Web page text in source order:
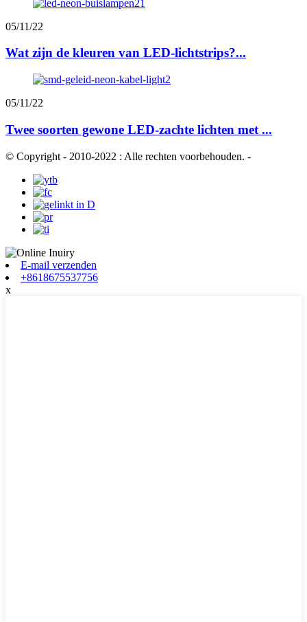
05/11/22
Wat zijn de kleuren van LED-lichtstrips?...
05/11/22
Twee soorten gewone LED-zachte lichten met ...
© Copyright - 2010-2022 : Alle rechten voorbehouden. -
E-mail verzenden
+8618675537756
x